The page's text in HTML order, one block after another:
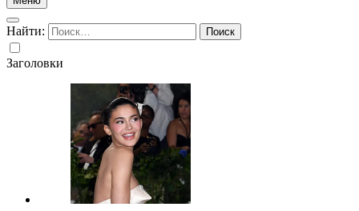
Найти:
Заголовки